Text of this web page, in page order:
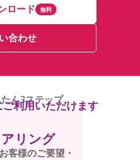
ロード 無料
合わせ
ん3ステップ
利用いただけます
リング
客様のご要望・